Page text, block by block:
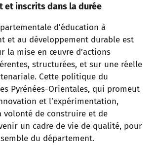
et inscrits dans la durée
d’éducation à
et au développement durable est
la mise en œuvre d’actions
structurées, et sur une réelle
Cette politique du
Pyrénées-Orientales, qui promeut
et l’expérimentation,
volonté de construire et de
un cadre de vie de qualité, pour
du département.